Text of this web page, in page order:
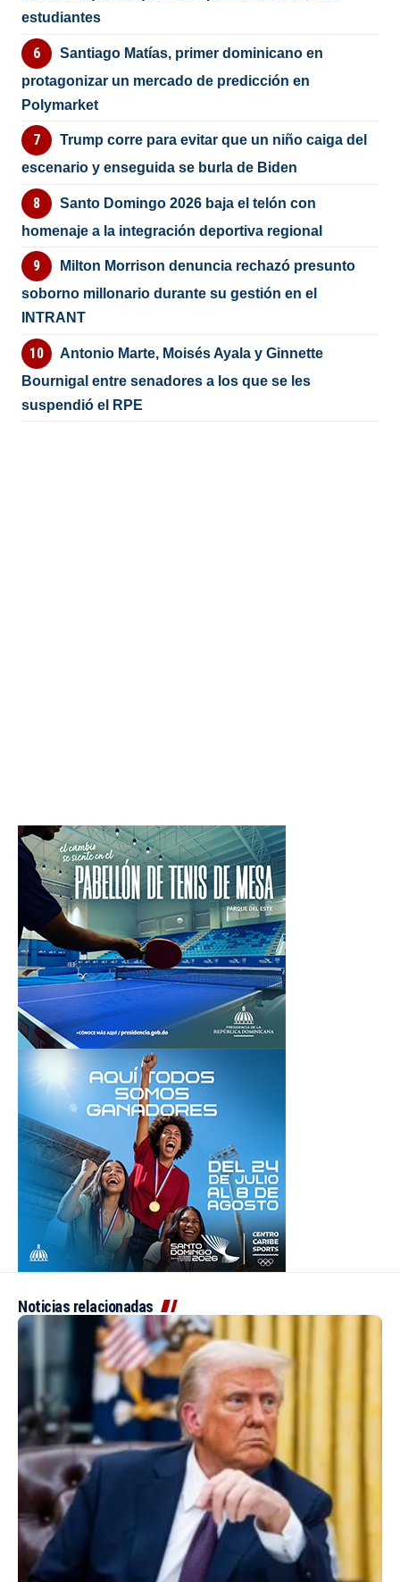
estudiantes
Santiago Matías, primer dominicano en
protagonizar un mercado de predicción en
Polymarket
Trump corre para evitar que un niño caiga del
escenario y enseguida se burla de Biden
Santo Domingo 2026 baja el telón con
homenaje a la integración deportiva regional
Milton Morrison denuncia rechazó presunto
soborno millonario durante su gestión en el
INTRANT
Antonio Marte, Moisés Ayala y Ginnette
Bournigal entre senadores a los que se les
suspendió el RPE
Noticias relacionadas